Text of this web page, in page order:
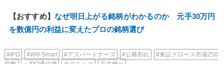
【おすすめ】なぜ明日上がる銘柄がわかるのか 元手30万円
を数億円の利益に変えたプロの銘柄選び
#IPO #Will Smart #アズパートナーズ #公募割れ
#東証グロース市場250